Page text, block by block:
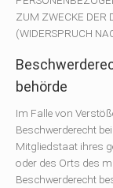
ZUM ZWECKE DER
(WIDERSPRUCH
behörde
Im Falle von
Beschwerderecht
Mitgliedstaat ihres
oder des Orts des
Beschwerderecht